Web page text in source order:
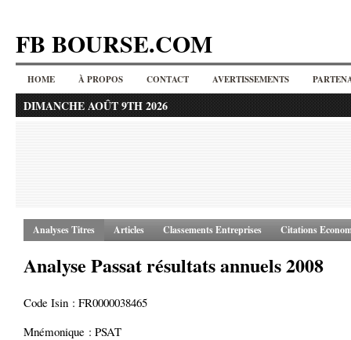
FB BOURSE.COM
HOME À PROPOS CONTACT AVERTISSEMENTS
DIMANCHE AOÛT 9TH 2026
Analyses Titres Articles Classements Entreprises Citations
Analyse Passat résultats annuels 2008
Code Isin : FR0000038465
Mnémonique : PSAT